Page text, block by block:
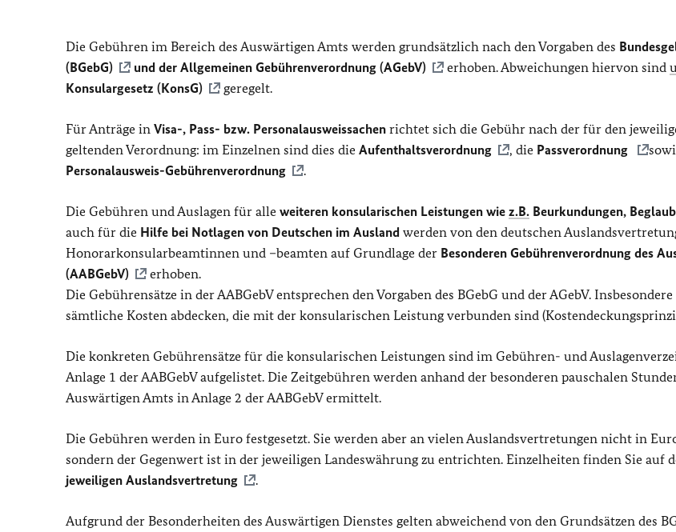
Die Gebühren im Bereich des Auswärtigen Amts werden grundsätzlich nach den Vorgaben des
(BGebG)
und der Allgemeinen Gebührenverordnung (AGebV) erhoben. Abweichungen hiervon sind
Konsulargesetz (KonsG)
geregelt.
Für Anträge in Visa-, Pass- bzw. Personalausweissachen richtet sich die Gebühr nach der für den
geltenden Verordnung: im Einzelnen sind dies die Aufenthaltsverordnung , die Passverordnung
Personalausweis-Gebührenverordnung
.
Die Gebühren und Auslagen für alle weiteren konsularischen Leistungen wie z.B. Beurkundungen,
auch für die Hilfe bei Notlagen von Deutschen im Ausland werden von den deutschen
Honorarkonsularbeamtinnen und –beamten auf Grundlage der Besonderen Gebührenverordnung des
(AABGebV)
erhoben.
Die Gebührensätze in der AABGebV entsprechen den Vorgaben des BGebG und der AGebV.
sämtliche Kosten abdecken, die mit der konsularischen Leistung verbunden sind
Die konkreten Gebührensätze für die konsularischen Leistungen sind im Gebühren- und
Anlage 1 der AABGebV aufgelistet. Die Zeitgebühren werden anhand der besonderen pauschalen
Auswärtigen Amts in Anlage 2 der AABGebV ermittelt.
Die Gebühren werden in Euro festgesetzt. Sie werden aber an vielen Auslandsvertretungen nicht in
sondern der Gegenwert ist in der jeweiligen Landeswährung zu entrichten. Einzelheiten finden Sie auf
jeweiligen Auslandsvertretung
.
Aufgrund der Besonderheiten des Auswärtigen Dienstes gelten abweichend von den Grundsätzen des